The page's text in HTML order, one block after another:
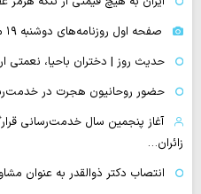
صفحه اول روزنامه‌های دوشنبه ۱۹ مرداد ماه
حدیث روز | دختران باحیا، نعمتی
حضور روحانیون هجرت در
آغاز پنجمین سال خدمت‌رسانی
زائران…
انتصاب دکتر ذوالقدر به عنوان